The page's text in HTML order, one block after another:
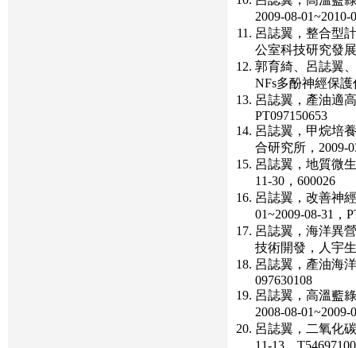
2009-08-01~2010-
呂誌翼，整合型
公室科技研究發展
郭育綺、呂誌翼
NFs多酚神經保護
呂誌翼，產油適
PT097150653
呂誌翼，甲烷培
合研究所，2009-
呂誌翼，地質微
11-30，600026
呂誌翼，改善神
01~2009-08-31，
呂誌翼，海洋異
技術開發，人宇
呂誌翼，產油海
097630108
呂誌翼，高溫藍
2008-08-01~2009-
呂誌翼，二氧化
11-13，